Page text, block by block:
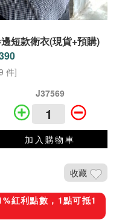
短款衛衣(現貨+預購)
件]
J37569
加入購物車
收藏
紅利點數，1點可抵1